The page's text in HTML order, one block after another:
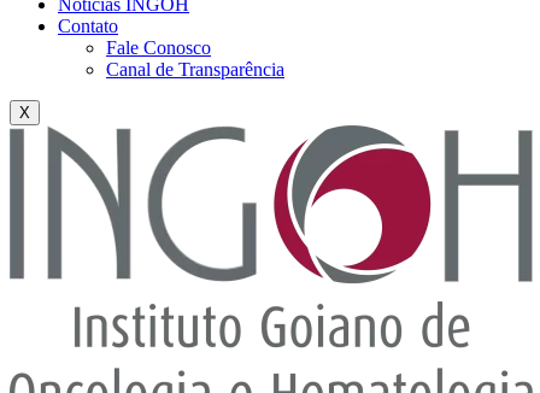
Notícias INGOH
Contato
Fale Conosco
Canal de Transparência
X